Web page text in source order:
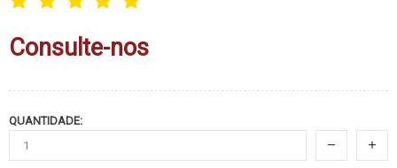
Consulte-nos
QUANTIDADE: